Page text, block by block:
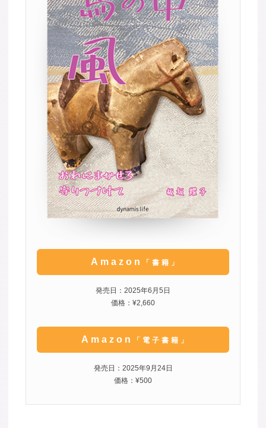
Amazon 「書籍」
発売日：2025年6月5日
価格：¥2,660
Amazon 「電子書籍」
発売日：2025年9月24日
価格：¥500